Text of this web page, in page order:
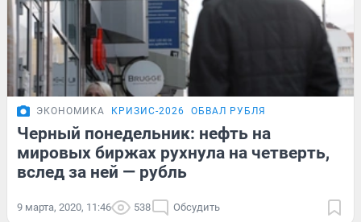
ЭКОНОМИКА КРИЗИС-2026 ОБВАЛ РУБЛЯ
Черный понедельник: нефть на
мировых биржах рухнула на четверть,
вслед за ней — рубль
9 марта, 2020, 11:46 538 Обсудить